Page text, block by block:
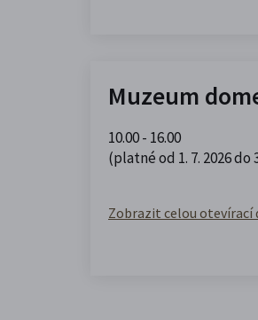
Muzeum
10.00 - 16.00
(platné od 1. 7. 2026 do
Zobrazit celou otevírací